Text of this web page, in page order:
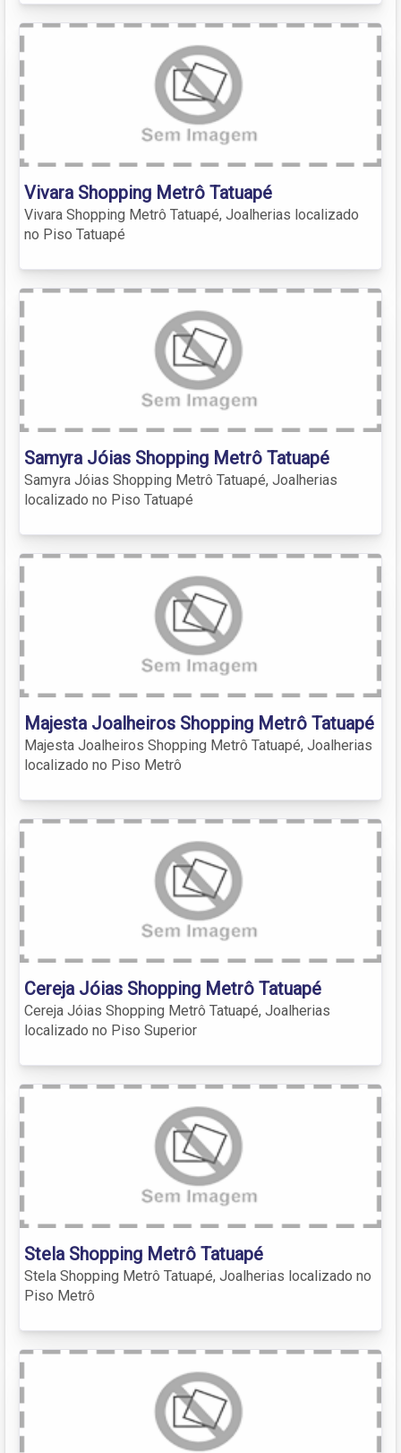
Vivara Shopping Metrô Tatuapé
Vivara Shopping Metrô Tatuapé, Joalherias localizado
no Piso Tatuapé
Samyra Jóias Shopping Metrô Tatuapé
Samyra Jóias Shopping Metrô Tatuapé, Joalherias
localizado no Piso Tatuapé
Majesta Joalheiros Shopping Metrô Tatuapé
Majesta Joalheiros Shopping Metrô Tatuapé, Joalherias
localizado no Piso Metrô
Cereja Jóias Shopping Metrô Tatuapé
Cereja Jóias Shopping Metrô Tatuapé, Joalherias
localizado no Piso Superior
Stela Shopping Metrô Tatuapé
Stela Shopping Metrô Tatuapé, Joalherias localizado no
Piso Metrô